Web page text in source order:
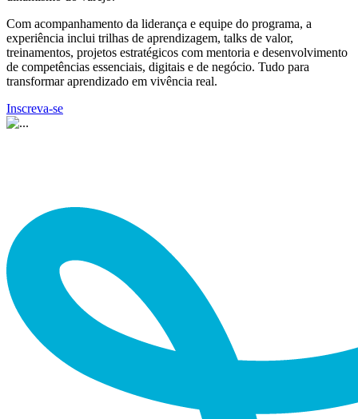
Com acompanhamento da liderança e equipe do programa, a
experiência inclui trilhas de aprendizagem, talks de valor,
treinamentos, projetos estratégicos com mentoria e desenvolvimento
de competências essenciais, digitais e de negócio. Tudo para
transformar aprendizado em vivência real.
Inscreva-se